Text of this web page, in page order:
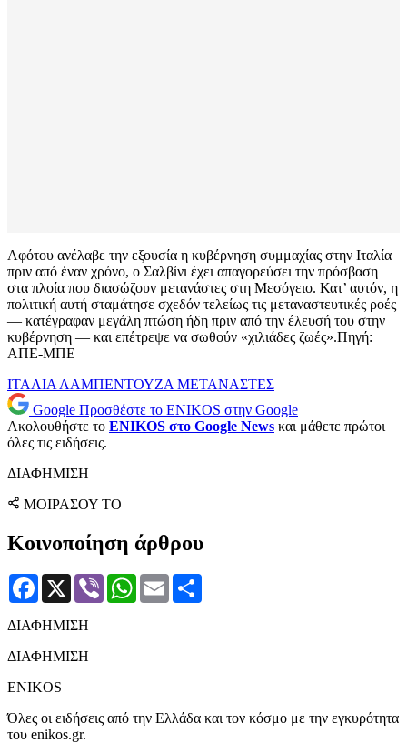
Αφότου ανέλαβε την εξουσία η κυβέρνηση συμμαχίας στην Ιταλία
πριν από έναν χρόνο, ο Σαλβίνι έχει απαγορεύσει την πρόσβαση
στα πλοία που διασώζουν μετανάστες στη Μεσόγειο. Κατ’ αυτόν, η
πολιτική αυτή σταμάτησε σχεδόν τελείως τις μεταναστευτικές ροές
— κατέγραφαν μεγάλη πτώση ήδη πριν από την έλευσή του στην
κυβέρνηση — και επέτρεψε να σωθούν «χιλιάδες ζωές».Πηγή:
ΑΠΕ-ΜΠΕ
ΙΤΑΛΙΑ ΛΑΜΠΕΝΤΟΥΖΑ ΜΕΤΑΝΑΣΤΕΣ
Google Προσθέστε το ENIKOS στην Google
Ακολουθήστε το ENIKOS στο Google News και μάθετε πρώτοι
όλες τις ειδήσεις.
ΔΙΑΦΗΜΙΣΗ
ΜΟΙΡΑΣΟΥ ΤΟ
Κοινοποίηση άρθρου
Facebook
X Viber WhatsApp
Email
ΔΙΑΦΗΜΙΣΗ
ΔΙΑΦΗΜΙΣΗ
ENIKOS
Όλες οι ειδήσεις από την Ελλάδα και τον κόσμο με την εγκυρότητα
του enikos.gr.